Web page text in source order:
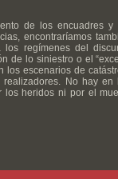
de los encuadres y
encontraríamos
los regímenes del
de lo siniestro o el
los escenarios de
No hay en
los heridos ni por el